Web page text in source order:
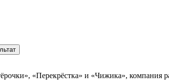
«Перекрёстка» и «Чижика», компания